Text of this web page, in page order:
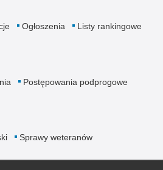
Ogłoszenia
Listy rankingowe
Postępowania podprogowe
Sprawy weteranów